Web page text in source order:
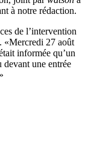
à notre rédaction.
de l’intervention
«Mercredi 27 août
informée qu’un
devant une entrée